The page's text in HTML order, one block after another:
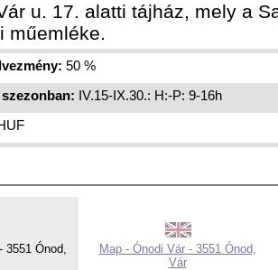
u. 17. alatti tájház, mely a
műemléke.
50 %
IV.15-IX.30.: H:-P: 9-16h
3551 Ónod,
Map - Ónodi Vár - 3551 Ónod,
Vár